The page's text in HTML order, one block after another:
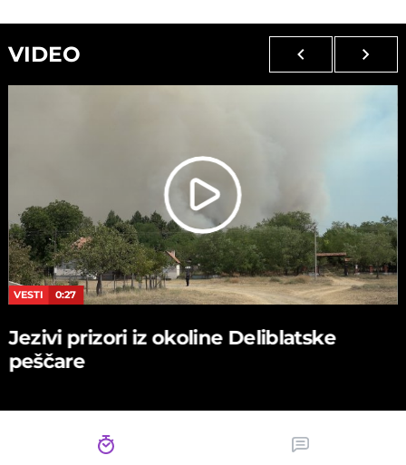
VIDEO
VESTI 0:27
Jezivi prizori iz okoline Deliblatske
peščare